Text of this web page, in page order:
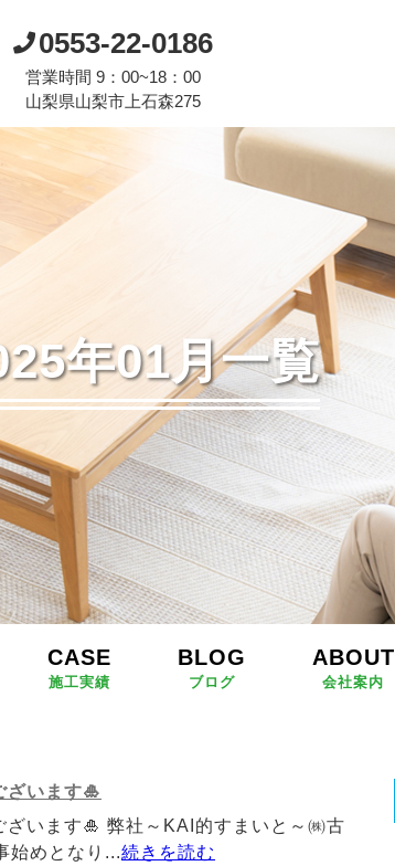
0553-22-0186
営業時間 9：00~18：00
山梨県山梨市上石森275
年01月一覧
CASE
施工実績
BLOG
ブログ
ABOUT
会社案内
ざいます🎍
ざいます🎍 弊社～KAI的すまいと～㈱古
始めとなり...続きを読む